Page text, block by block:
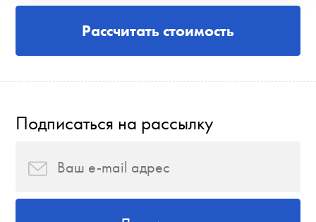
Рассчитать стоимость
Подписаться на рассылку